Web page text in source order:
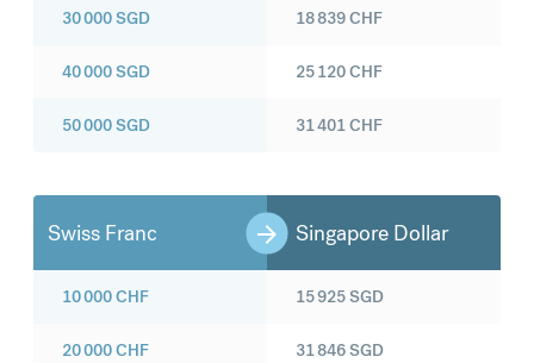
30 000SGD
40 000SGD
50 000SGD
18 839CHF
25 120CHF
31 401CHF
Swiss Franc Singapore Dollar
10 000CHF
20 000CHF
15 925SGD
31 846SGD